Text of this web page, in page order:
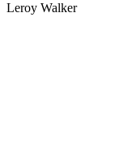
Leroy Walker